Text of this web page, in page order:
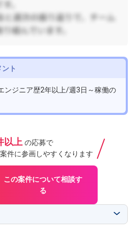
ト
ンジニア歴2年以上/週3日～稼働の
以上 の応募で
件に参画しやすくなります
この案件について相談す
る